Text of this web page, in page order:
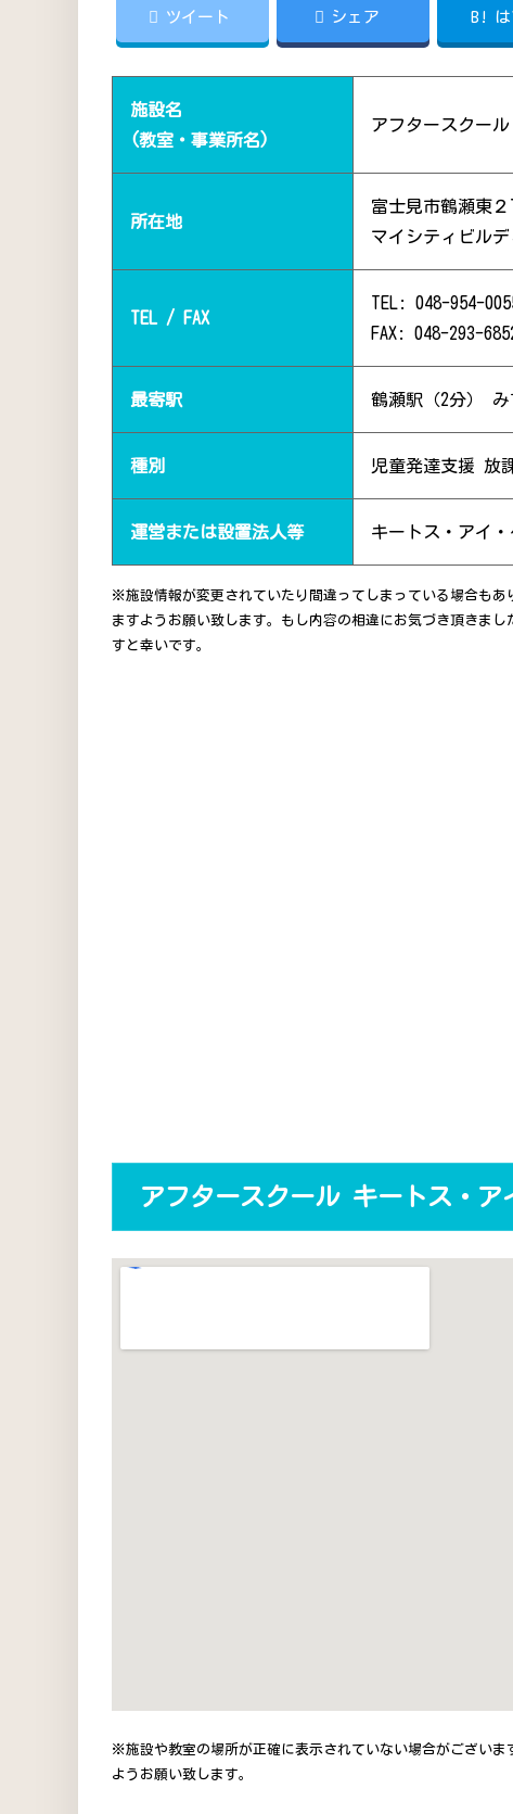
ツイート シェア B!
施設名
(教室・事業所名)
アフタースクー
所在地
富士見市鶴瀬東２
マイシティビル
TEL / FAX
TEL: 048-954-
FAX: 048-293-
最寄駅 鶴瀬駅（2分） み
種別 児童発達支援 放
運営または設置法人等 キートス・アイ
※施設情報が変更されていたり間違ってしまっている場合も
ますようお願い致します。もし内容の相違にお気づき頂きま
すと幸いです。
アフタースクール キートス・ア
※施設や教室の場所が正確に表示されていない場合がござい
ようお願い致します。